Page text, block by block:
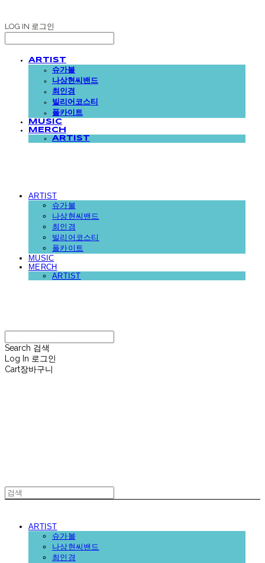
LOG IN 로그인
ARTIST
슈가볼
나상현씨밴드
최인경
빌리어코스티
폴카이트
MUSIC
MERCH
ARTIST
ARTIST
슈가볼
나상현씨밴드
최인경
빌리어코스티
폴카이트
MUSIC
MERCH
ARTIST
Search 검색
Log In 로그인
Cart장바구니
ARTIST
슈가볼
나상현씨밴드
최인경